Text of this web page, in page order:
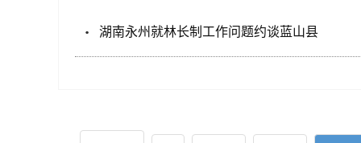
湖南永州就林长制工作问题约谈蓝山县